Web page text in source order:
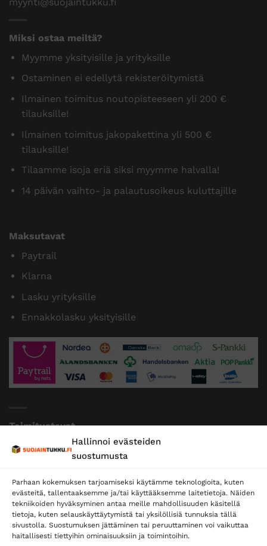
Hallinnoi evästeiden
suostumusta
Parhaan kokemuksen tarjoamiseksi käytämme teknologioita, kuten
evästeitä, tallentaaksemme ja/tai käyttääksemme laitetietoja. Näiden
tekniikoiden hyväksyminen antaa meille mahdollisuuden käsitellä
tietoja, kuten selauskäyttäytymistä tai yksilöllisiä tunnuksia tällä
sivustolla. Suostumuksen jättäminen tai peruuttaminen voi vaikuttaa
haitallisesti tiettyihin ominaisuuksiin ja toimintoihin.
Miksi ostaa meiltä?
Myymme yksityisille ja yrityksille
Ostaminen ei edellytä rekisteröitymistä
Ilmainen toimitus noutopisteeseen yli 200 €
tilauksille!
Ilmainen toimitus jakopakettina yli 500 €
tilauksille!
Tilaamme isoja eriä siksi myymme halvalla!
14 päivän vaihto- ja palautusoikeus kuluttajille
Maksutavat
Paytrail
Klarna
Lasku yrityksille
Ennakkolasku yksityisille
Toimitustavat
Posti
Postnord
Tilaa uutiskirje ja saat erikoisalennuksia